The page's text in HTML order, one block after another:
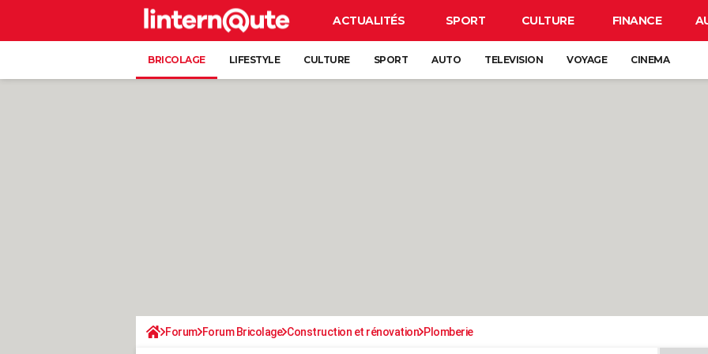
ACTUALITÉS SPORT CULTURE FINANCE
BRICOLAGE LIFESTYLE CULTURE SPORT AUTO TELEVISION VOYAGE CINEMA
Forum Forum Bricolage Construction et rénovation Plomberie